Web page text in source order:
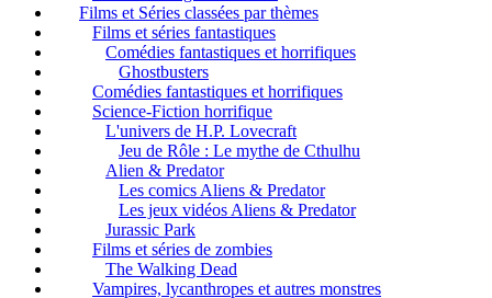
Films et Séries classées par thèmes
Films et séries fantastiques
Comédies fantastiques et horrifiques
Ghostbusters
Comédies fantastiques et horrifiques
Science-Fiction horrifique
L'univers de H.P. Lovecraft
Jeu de Rôle : Le mythe de Cthulhu
Alien & Predator
Les comics Aliens & Predator
Les jeux vidéos Aliens & Predator
Jurassic Park
Films et séries de zombies
The Walking Dead
Vampires, lycanthropes et autres monstres